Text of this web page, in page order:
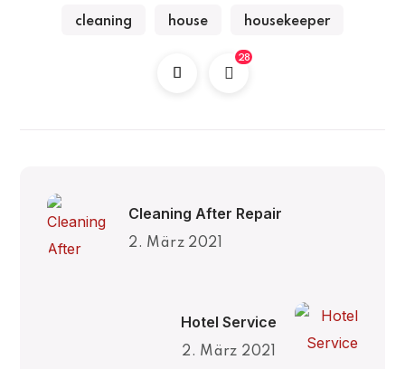
cleaning house housekeeper
28
Cleaning After Repair
2. März 2021
Hotel Service
2. März 2021